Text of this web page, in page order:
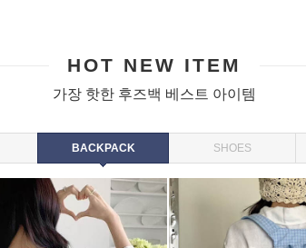
HOT NEW ITEM
가장 핫한 후즈백 베스트 아이템
BACKPACK SHOES